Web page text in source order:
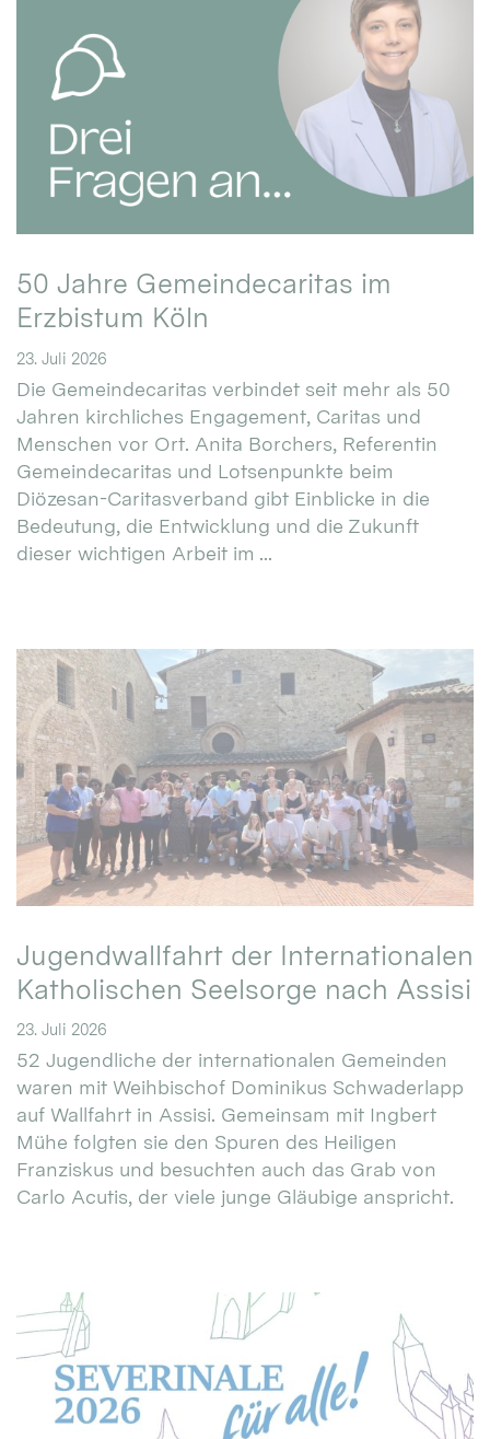
50 Jahre Gemeindecaritas im
Erzbistum Köln
23. Juli 2026
Die Gemeindecaritas verbindet seit mehr als 50
Jahren kirchliches Engagement, Caritas und
Menschen vor Ort. Anita Borchers, Referentin
Gemeindecaritas und Lotsenpunkte beim
Diözesan-Caritasverband gibt Einblicke in die
Bedeutung, die Entwicklung und die Zukunft
dieser wichtigen Arbeit im ...
Jugendwallfahrt der Internationalen
Katholischen Seelsorge nach Assisi
23. Juli 2026
52 Jugendliche der internationalen Gemeinden
waren mit Weihbischof Dominikus Schwaderlapp
auf Wallfahrt in Assisi. Gemeinsam mit Ingbert
Mühe folgten sie den Spuren des Heiligen
Franziskus und besuchten auch das Grab von
Carlo Acutis, der viele junge Gläubige anspricht.